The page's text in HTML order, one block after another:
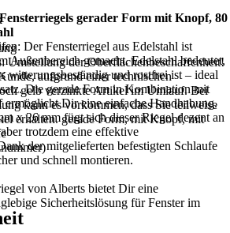
Umstellung der Oberflächenbeschaffenheit!
aufgrund einer technischen
gelb verzinkte Artikel im Umlauf. Bei
kann es vorkommen, dass Sie teilweise
erhalten. gerade Form, mit Knopf, mit
gerader Form mit Knopf, 80
Der Fensterriegel aus Edelstahl ist
Außenbereich gemacht. Edelstahl bedeutet,
witterungsbeständig und rostfrei ist – ideal
Die gerade Form in Kombination mit
ermöglicht Dir eine einfache Handhabung.
x 26 mm fügt sich dieser Riegel dezent an
trotzdem eine effektive
der mitgelieferten befestigten Schlaufe
und schnell montieren.
von Alberts bietet Dir eine
Sicherheitslösung für Fenster im